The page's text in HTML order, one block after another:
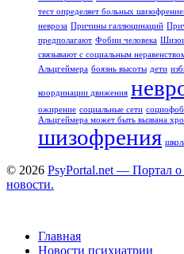
тест определяет больных
невроза Причины галлюцинаций
предполагают Фобии человека
связывают с социальным
Альцгеймера боязнь высоты дети
координации движения
ожирение социальные сети
Альцгеймера может быть вызвана
шизофрения
© 2026 PsyPortal.net — Портал
новости.
Главная
Новости психиатрии